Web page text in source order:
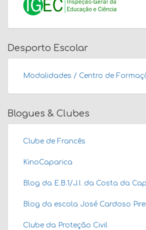
Desporto Escolar
Modalidades / Centro de
Blogues & Clubes
Clube de Francês
KinoCaparica
Blog da E.B.1/J.I. da Costa da
Blog da escola José Cardoso
Clube da Proteção Civil